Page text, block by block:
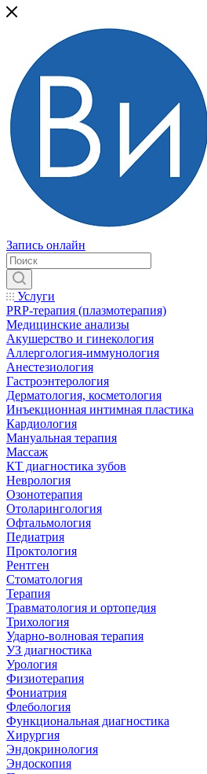
Запись онлайн
Услуги
PRP-терапия (плазмотерапия)
Медицинские анализы
Акушерство и гинекология
Аллергология-иммунология
Анестезиология
Гастроэнтерология
Дерматология, косметология
Инъекционная интимная пластика
Кардиология
Мануальная терапия
Массаж
КТ диагностика зубов
Неврология
Озонотерапия
Отоларингология
Офтальмология
Педиатрия
Проктология
Рентген
Стоматология
Терапия
Травматология и ортопедия
Трихология
Ударно-волновая терапия
УЗ диагностика
Урология
Физиотерапия
Фониатрия
Флебология
Функциональная диагностика
Хирургия
Эндокринология
Эндоскопия